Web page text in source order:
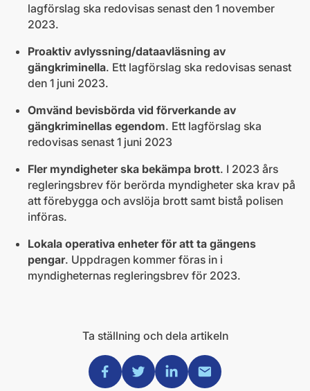
lagförslag ska redovisas senast den 1 november
2023.
Proaktiv avlyssning/dataavläsning av
gängkriminella. Ett lagförslag ska redovisas senast
den 1 juni 2023.
Omvänd bevisbörda vid förverkande av
gängkriminellas egendom. Ett lagförslag ska
redovisas senast 1 juni 2023
Fler myndigheter ska bekämpa brott. I 2023 års
regleringsbrev för berörda myndigheter ska krav på
att förebygga och avslöja brott samt bistå polisen
införas.
Lokala operativa enheter för att ta gängens
pengar. Uppdragen kommer föras in i
myndigheternas regleringsbrev för 2023.
Ta ställning och dela artikeln
Dela via Facebook
Dela via Twitter
Dela via Linkedin
Dela via Mail